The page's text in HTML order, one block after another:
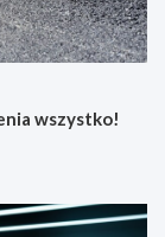
wszystko!